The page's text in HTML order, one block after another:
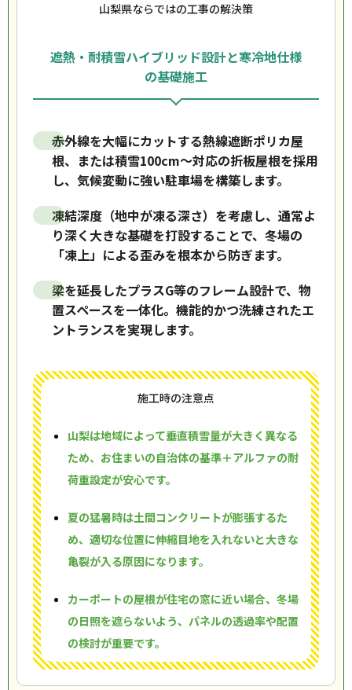
山梨県ならではの工事の解決策
遮熱・耐積雪ハイブリッド設計と寒冷地仕様
の基礎施工
赤外線を大幅にカットする熱線遮断ポリカ屋
根、または積雪100cm〜対応の折板屋根を採用
し、気候変動に強い駐車場を構築します。
凍結深度（地中が凍る深さ）を考慮し、通常よ
り深く大きな基礎を打設することで、冬場の
「凍上」による歪みを根本から防ぎます。
梁を延長したプラスG等のフレーム設計で、物
置スペースを一体化。機能的かつ洗練されたエ
ントランスを実現します。
施工時の注意点
山梨は地域によって垂直積雪量が大きく異なる
ため、お住まいの自治体の基準＋アルファの耐
荷重設定が安心です。
夏の猛暑時は土間コンクリートが膨張するた
め、適切な位置に伸縮目地を入れないと大きな
亀裂が入る原因になります。
カーポートの屋根が住宅の窓に近い場合、冬場
の日照を遮らないよう、パネルの透過率や配置
の検討が重要です。